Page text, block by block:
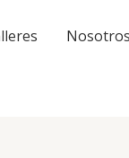
Nosotros